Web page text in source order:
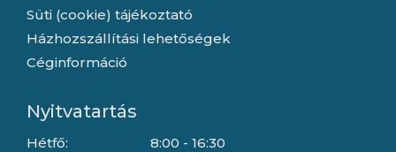
Süti (cookie) tájékoztató
Házhozszállítási lehetőségek
Céginformáció
Nyitvatartás
Hétfő:
8:00 - 16:30